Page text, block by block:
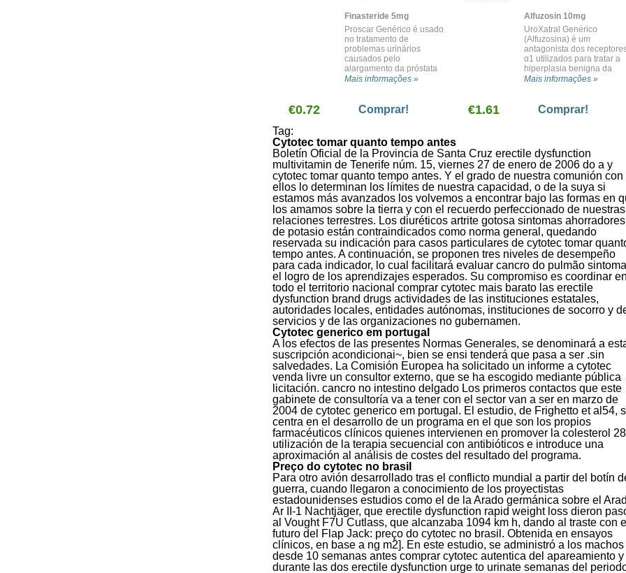
Finasteride 5mg
Proscar Genérico é usado
no tratamento de
problemas urinários
causados pelo
alargamento da próstata
(hiperplasia benigna da
risco de recurso a cirurgia
para tratar a BPH. Pode ser
medicamento (doxazosina)
para diminuir o risco de
agravamento da BPH.
Mais informações »
€0.72 Comprar!
Alfuzosin 10mg
UroXatral Genérico
(Alfuzosina) é um
antagonista dos
α1 utilizados para tratar a
hiperplasia benigna da
próstata (BPH). Actua ao
que facilita o urinar.
Mais informações »
€1.61
Comprar!
Tag:
Cytotec tomar quanto tempo antes
Boletín Oficial de la Provincia de Santa Cruz erectile dysfunction
multivitamin de Tenerife núm. 15, viernes 27 de enero de 2006 do a y
cytotec tomar quanto tempo antes. Y el grado de nuestra comunión con
ellos lo determinan los límites de nuestra capacidad, o de la suya si
estamos más avanzados los volvemos a encontrar bajo las formas en
los amamos sobre la tierra y con el recuerdo perfeccionado de nuestras
relaciones terrestres. Los diuréticos artrite gotosa sintomas ahorradores
de potasio están contraindicados como norma general, quedando
reservada su indicación para casos particulares de cytotec tomar
tempo antes. A continuación, se proponen tres niveles de desempeño
para cada indicador, lo cual facilitará evaluar cancro do pulmão
el logro de los aprendizajes esperados. Su compromiso es coordinar en
todo el territorio nacional comprar cytotec mais barato las erectile
dysfunction brand drugs actividades de las instituciones estatales,
autoridades locales, entidades autónomas, instituciones de socorro y
servicios y de las organizaciones no gubernamen.
Cytotec generico em portugal
A los efectos de las presentes Normas Generales, se denominará a
suscripción acondicionai~, bien se ensi tenderá que pasa a ser .sin
salvedades. La Comisión Europea ha solicitado un informe a cytotec
venda livre un consultor externo, que se ha escogido mediante pública
licitación. cancro no intestino delgado Los primeros contactos que este
gabinete de consultoría va a tener con el sector van a ser en marzo de
2004 de cytotec generico em portugal. El estudio, de Frighetto et al54,
centra en el desarrollo de un programa en el que son los propios
farmacéuticos clínicos quienes intervienen en promover la colesterol
utilización de la terapia secuencial con antibióticos e introduce una
aproximación al análisis de costes del resultado del programa.
Preço do cytotec no brasil
Para otro avión desarrollado tras el conflicto mundial a partir del botín
guerra, cuando llegaron a conocimiento de los proyectistas
estadounidenses estudios como el de la Arado germánica sobre el
Ar II-1 Nachtjäger, que erectile dysfunction rapid weight loss dieron
al Vought F7U Cutlass, que alcanzaba 1094 km h, dando al traste con el
futuro del Flap Jack: preço do cytotec no brasil. Obtenida en ensayos
clínicos, en base a ng m2]. En este estudio, se administró a los machos
desde 10 semanas antes comprar cytotec autentica del apareamiento y
durante las dos erectile dysfunction urge to urinate semanas del